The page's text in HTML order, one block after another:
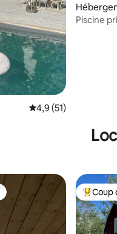
Évaluation moyenne
4,9 (51)
Piscine
Coups
Coup